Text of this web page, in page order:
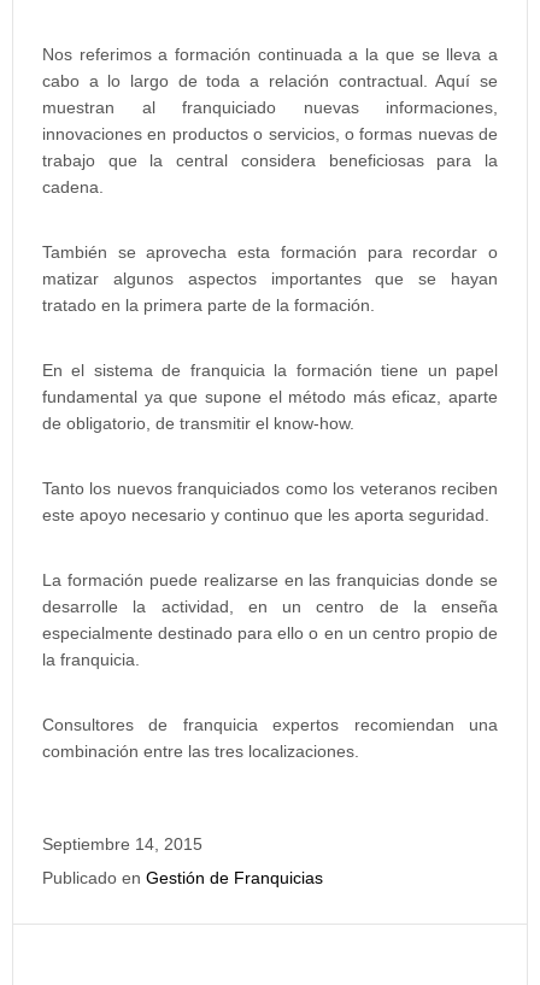
Nos referimos a formación continuada a la que se lleva a
cabo a lo largo de toda a relación contractual. Aquí se
muestran al franquiciado nuevas informaciones,
innovaciones en productos o servicios, o formas nuevas de
trabajo que la central considera beneficiosas para la
cadena.
También se aprovecha esta formación para recordar o
matizar algunos aspectos importantes que se hayan
tratado en la primera parte de la formación.
En el sistema de franquicia la formación tiene un papel
fundamental ya que supone el método más eficaz, aparte
de obligatorio, de transmitir el know-how.
Tanto los nuevos franquiciados como los veteranos reciben
este apoyo necesario y continuo que les aporta seguridad.
La formación puede realizarse en las franquicias donde se
desarrolle la actividad, en un centro de la enseña
especialmente destinado para ello o en un centro propio de
la franquicia.
Consultores de franquicia expertos recomiendan una
combinación entre las tres localizaciones.
Septiembre 14, 2015
Publicado en Gestión de Franquicias